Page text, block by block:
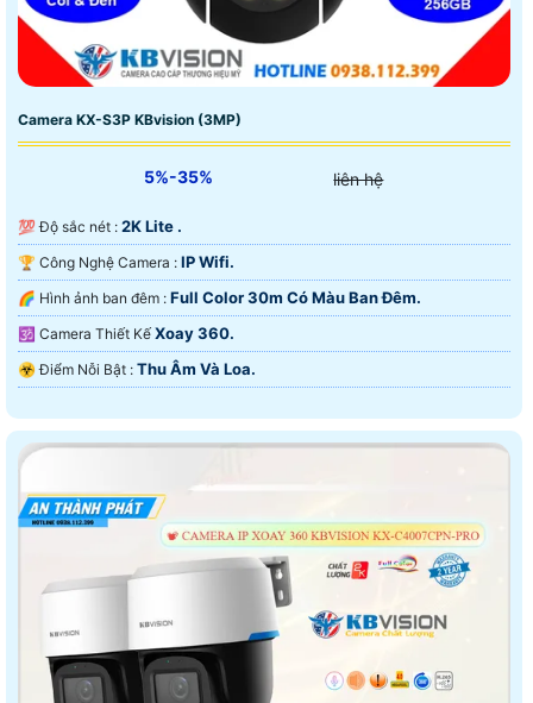
Camera KX-S3P KBvision (3MP)
5%-35% liên hệ
💯 Độ sắc nét : 2K Lite .
🏆 Công Nghệ Camera : IP Wifi.
🌈 Hình ảnh ban đêm : Full Color 30m Có Màu Ban Ðêm.
🕉️ Camera Thiết Kế Xoay 360.
️☣️ Điểm Nỗi Bật : Thu Âm Và Loa.